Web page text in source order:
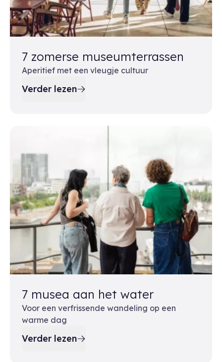
7 zomerse museumterrassen
Aperitief met een vleugje cultuur
Verder lezen
7 musea aan het water
Voor een verfrissende wandeling op een
warme dag
Verder lezen